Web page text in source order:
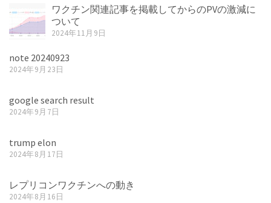
ワクチン関連記事を掲載してからのPVの激減に
ついて
2024年11月9日
note 20240923
2024年9月23日
google search result
2024年9月7日
trump elon
2024年8月17日
レプリコンワクチンへの動き
2024年8月16日